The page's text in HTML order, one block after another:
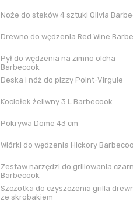
Noże do steków 4 sztuki Olivia
Drewno do wędzenia Red Wine
Pył do wędzenia na zimno olcha
Barbecook
Deska i nóż do pizzy Point-Virgule
Kociołek żeliwny 3 L Barbecook
Pokrywa Dome 43 cm
Wiórki do wędzenia Hickory
Zestaw narzędzi do grillowania
Barbecook
Szczotka do czyszczenia grilla
ze skrobakiem